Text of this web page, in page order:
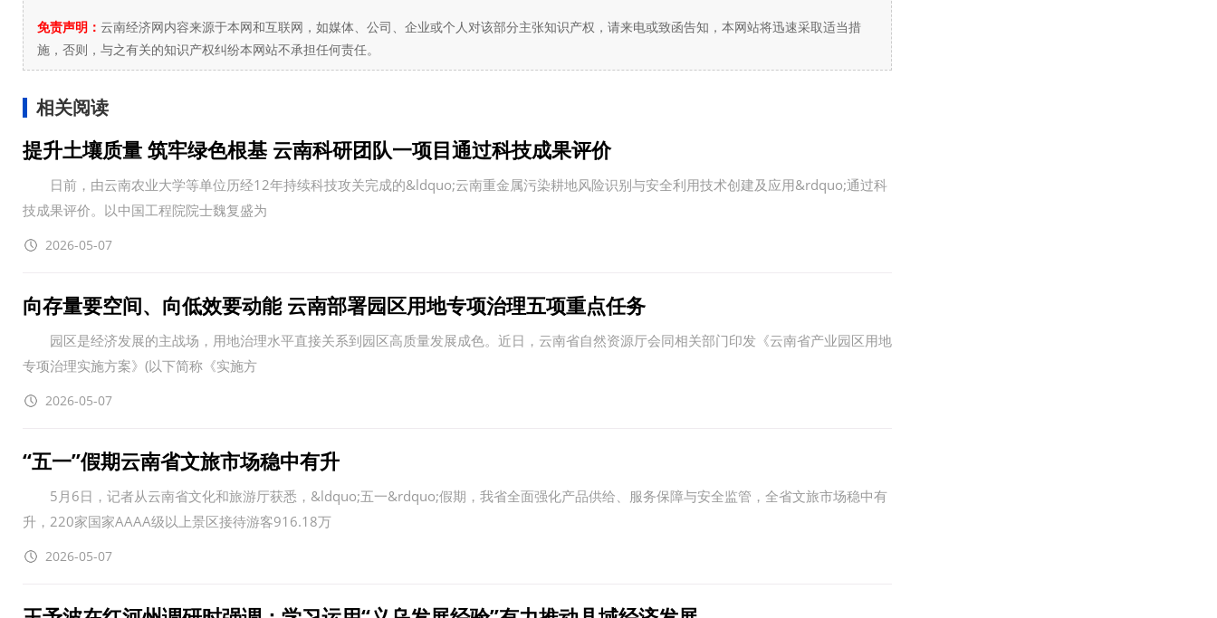
免责声明： 云南经济网内容来源于本网和互联网，如媒体、公司、企业或个人对该部分主张知识产权，请来电或致函告知，本网站将迅速采取适当措
施，否则，与之有关的知识产权纠纷本网站不承担任何责任。
相关阅读
提升土壤质量 筑牢绿色根基 云南科研团队一项目通过科技成果评价
日前，由云南农业大学等单位历经12年持续科技攻关完成的&ldquo;云南重金属污染耕地风险识别与安全利用技术创建及应用&rdquo;通过科
技成果评价。以中国工程院院士魏复盛为
2026-05-07
向存量要空间、向低效要动能 云南部署园区用地专项治理五项重点任务
园区是经济发展的主战场，用地治理水平直接关系到园区高质量发展成色。近日，云南省自然资源厅会同相关部门印发《云南省产业园区用地
专项治理实施方案》(以下简称《实施方
2026-05-07
“五一”假期云南省文旅市场稳中有升
5月6日，记者从云南省文化和旅游厅获悉，&ldquo;五一&rdquo;假期，我省全面强化产品供给、服务保障与安全监管，全省文旅市场稳中有
升，220家国家AAAA级以上景区接待游客916.18万
2026-05-07